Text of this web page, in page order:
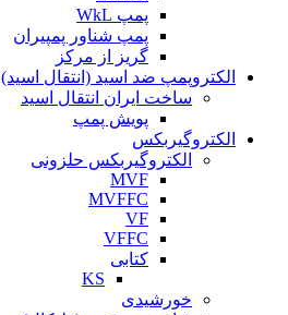
پمپ WkL
پمپ شناور پمپیران
گریز از مرکز
الکتروپمپ ضد اسید (انتقال اسید)
ساخت ایران انتقال اسید
پویش پمپ
الکتروگیربکس
الکتروگیربکس حلزونی
MVF
MVFFC
VF
VFFC
کتابی
KS
خورشیدی